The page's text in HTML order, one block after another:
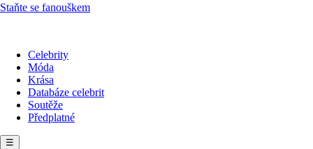
Staňte se fanouškem
Celebrity
Móda
Krása
Databáze celebrit
Soutěže
Předplatné
☰